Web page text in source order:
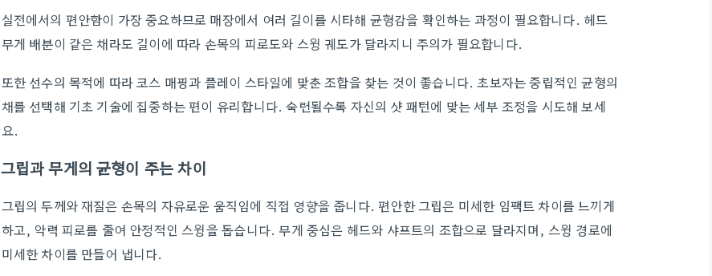
실전에서의 편안함이 가장 중요하므로 매장에서 여러 길이를 시타해 균형감을 확인하는 과정이 필요합니다. 헤드
무게 배분이 같은 채라도 길이에 따라 손목의 피로도와 스윙 궤도가 달라지니 주의가 필요합니다.
또한 선수의 목적에 따라 코스 매핑과 플레이 스타일에 맞춘 조합을 찾는 것이 좋습니다. 초보자는 중립적인 균형의
채를 선택해 기초 기술에 집중하는 편이 유리합니다. 숙련될수록 자신의 샷 패턴에 맞는 세부 조정을 시도해 보세
요.
그립과 무게의 균형이 주는 차이
그립의 두께와 재질은 손목의 자유로운 움직임에 직접 영향을 줍니다. 편안한 그립은 미세한 임팩트 차이를 느끼게
하고, 악력 피로를 줄여 안정적인 스윙을 돕습니다. 무게 중심은 헤드와 샤프트의 조합으로 달라지며, 스윙 경로에
미세한 차이를 만들어 냅니다.